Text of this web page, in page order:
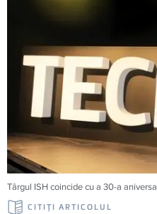
Târgul ISH coincide cu a 30-a
CITIŢI ARTICOLUL